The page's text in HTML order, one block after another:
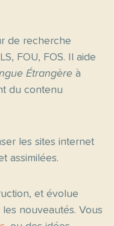
de recherche
FOU, FOS. Il aide
Étrangère à
du contenu
les sites internet
assimilées.
et évolue
nouveautés. Vous